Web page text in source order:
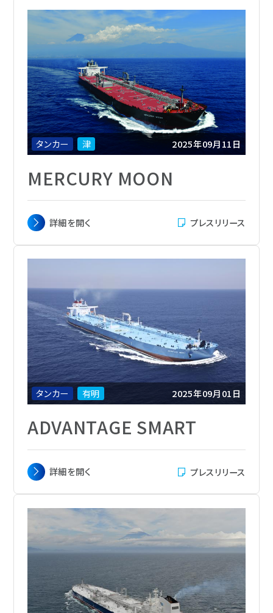
総トン数
83,500
Mitsui MAN-B&W 7S60ME-C10.6-
EGRBP
航海速力
14.5ノット
定員
28名
船級
ABS
船籍
Liberia
タンカー
津 2025年09月11日
MERCURY MOON
主要寸法
全長 274.30m x 幅 48.00 m x 深さ 23.15
主機関
Mitsui MAN-B&W 7S60ME-C10.6-
EGRBP
航海速力
14.5ノット
定員
28名
船級
LR
船籍
Liberia
詳細を開く プレスリリース
タンカー 有明 2025年09月01日
ADVANTAGE SMART
主要寸法
全長 274.30m x 幅 48.00 m x 深さ 23.15
総トン数
83,010
主機関
Mitsui MAN-B&W 7S60ME-C10.6-
EGRBP
定員
28名
船級
ABS
詳細を開く プレスリリース